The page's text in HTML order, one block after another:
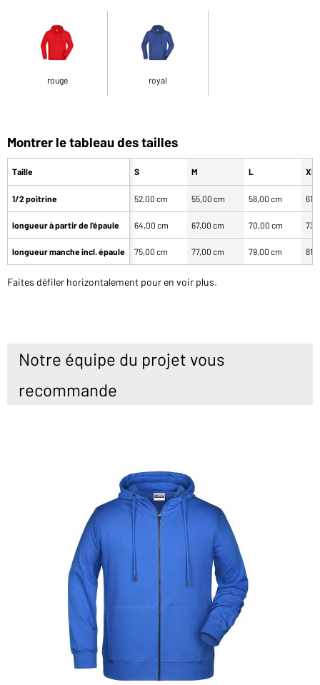
rouge royal
Montrer le tableau des tailles
Taille
1/2 poitrine
longueur à partir de l'épaule
longueur manche incl. épaule
S M L XL
52,00 cm 55,00 cm 58,00 cm
64,00 cm 67,00 cm 70,00 cm
75,00 cm 77,00 cm 79,00 cm
Faites défiler horizontalement pour en voir plus.
Notre équipe du projet vous
recommande